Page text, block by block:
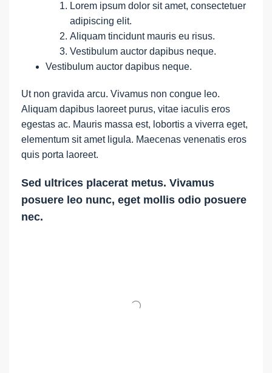
Lorem ipsum dolor sit amet, consectetuer
adipiscing elit.
Aliquam tincidunt mauris eu risus.
Vestibulum auctor dapibus neque.
Vestibulum auctor dapibus neque.
Ut non gravida arcu. Vivamus non congue leo.
Aliquam dapibus laoreet purus, vitae iaculis eros
egestas ac. Mauris massa est, lobortis a viverra eget,
elementum sit amet ligula. Maecenas venenatis eros
quis porta laoreet.
Sed ultrices placerat metus. Vivamus
posuere leo nunc, eget mollis odio posuere
nec.